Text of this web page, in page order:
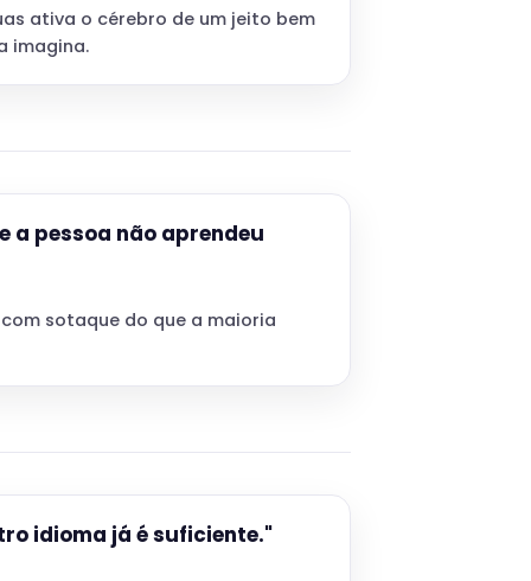
ativa o cérebro de um jeito bem
imagina.
a pessoa não aprendeu
sotaque do que a maioria
idioma já é suficiente."